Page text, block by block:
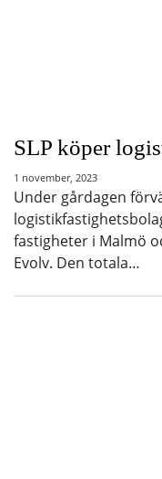
SLP köper
1 november, 2023
Under gårdagen
fastigheter i Malmö
Evolv. Den totala…